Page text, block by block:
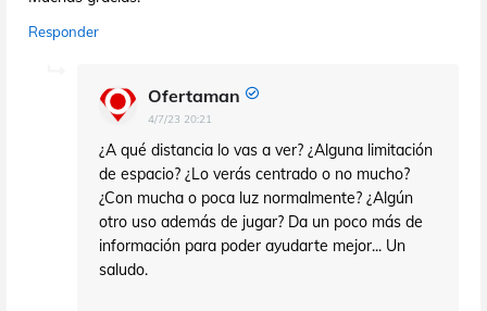
Responder
Ofertaman
4/7/23 20:21
¿A qué distancia lo vas a ver? ¿Alguna limitación
de espacio? ¿Lo verás centrado o no mucho?
¿Con mucha o poca luz normalmente? ¿Algún
otro uso además de jugar? Da un poco más de
información para poder ayudarte mejor... Un
saludo.